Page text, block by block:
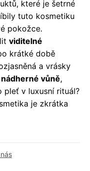
které je šetrné
tuto kosmetiku
pokožce.
viditelné
krátké době
a vrásky
nádherné vůně,
pleť v luxusní rituál?
je zkrátka